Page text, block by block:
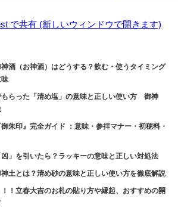
で共有 (新しいウィンドウで開きます)
神酒（お神酒）はどうする？飲む・使うタイミング
味
もらった「清め塩」の意味と正しい使い方 御神
御朱印』完全ガイド ：意味・参拝マナー・初穂料・
凶」を引いたら？ラッキーの意味と正しい対処法
神土とは？清め砂の意味と正しい使い方を徹底解説
！！立春大吉のお札の貼り方や縁起、おすすめの開